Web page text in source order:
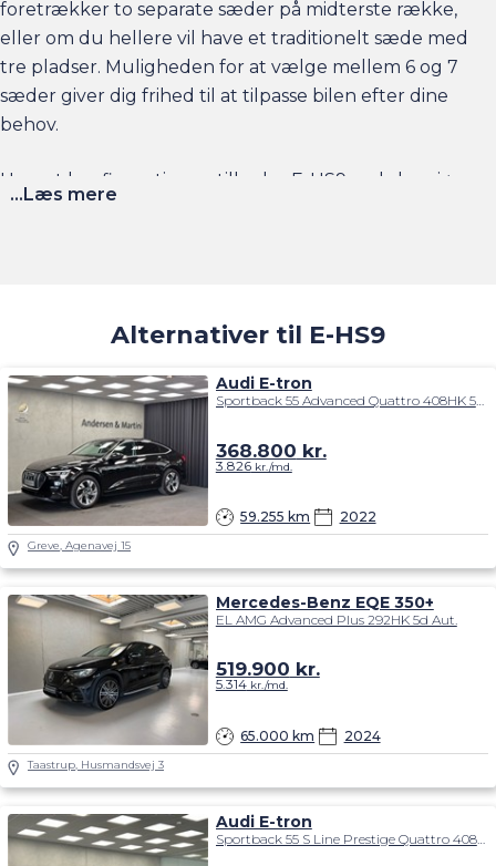
foretrækker to separate sæder på midterste række,
eller om du hellere vil have et traditionelt sæde med
tre pladser. Muligheden for at vælge mellem 6 og 7
sæder giver dig frihed til at tilpasse bilen efter dine
behov.
Uanset konfigurationen tilbyder E-HS9 en luksuriøs
...Læs mere
Alternativer til E-HS9
Audi E-tron
Sportback 55 Advanced Quattro 408HK 5d Aut.
59.255 km 2022
368.800 kr.
3.826kr./md.
Greve, Agenavej 15
Mercedes-Benz EQE 350+
EL AMG Advanced Plus 292HK 5d Aut.
65.000 km 2024
519.900 kr.
5.314kr./md.
Taastrup, Husmandsvej 3
Audi E-tron
Sportback 55 S Line Prestige Quattro 408HK 5d Trinl. Gear